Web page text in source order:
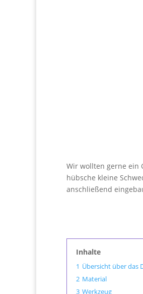
Wir wollten gerne ein
hübsche kleine
anschließend
Inhalte
1 Übersicht über das
2 Material
3 Werkzeug